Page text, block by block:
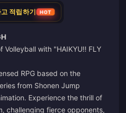
적립하기 HOT
Volleyball with "HAIKYU!! FLY
RPG based on the
from Shonen Jump
Experience the thrill of
challenging fierce opponents,